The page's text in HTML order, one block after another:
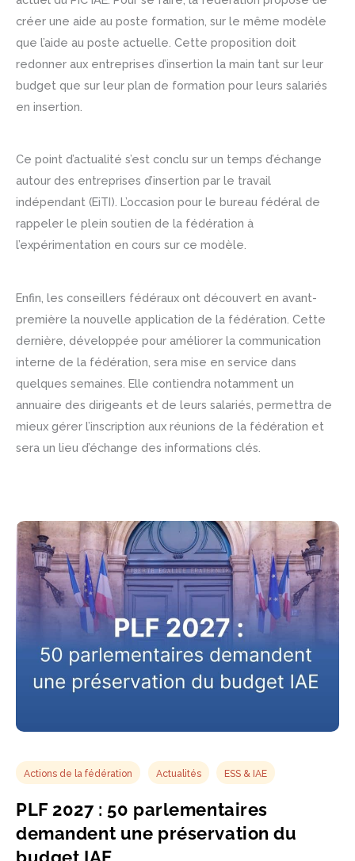
créer une aide au poste formation, sur le même modèle
que l’aide au poste actuelle. Cette proposition doit
redonner aux entreprises d’insertion la main tant sur leur
budget que sur leur plan de formation pour leurs salariés
en insertion.
Ce point d’actualité s’est conclu sur un temps d’échange
autour des entreprises d’insertion par le travail
indépendant (EiTI). L’occasion pour le bureau fédéral de
rappeler le plein soutien de la fédération à
l’expérimentation en cours sur ce modèle.
Enfin, les conseillers fédéraux ont découvert en avant-
première la nouvelle application de la fédération. Cette
dernière, développée pour améliorer la communication
interne de la fédération, sera mise en service dans
quelques semaines. Elle contiendra notamment un
annuaire des dirigeants et de leurs salariés, permettra de
mieux gérer l’inscription aux réunions de la fédération et
sera un lieu d’échange des informations clés.
Actions de la fédération Actualités ESS & IAE
PLF 2027 : 50 parlementaires
demandent une préservation du
budget IAE